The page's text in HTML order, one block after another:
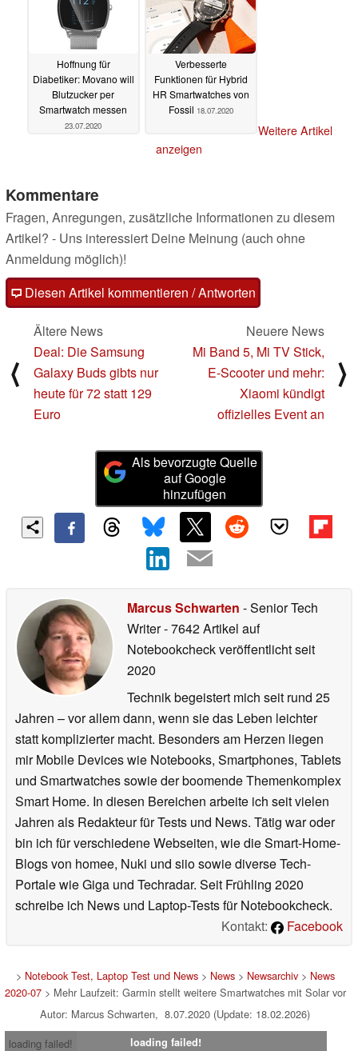
Hoffnung für
Diabetiker: Movano will
Blutzucker per
Smartwatch messen
23.07.2020
Verbesserte
Funktionen für Hybrid
HR Smartwatches von
Fossil 18.07.2020
Weitere Artikel
anzeigen
Kommentare
Fragen, Anregungen, zusätzliche Informationen zu diesem
Artikel? - Uns interessiert Deine Meinung (auch ohne
Anmeldung möglich)!
Diesen Artikel kommentieren / Antworten
⟨
Ältere News
Deal: Die Samsung
Galaxy Buds gibts nur
heute für 72 statt 129
Euro
Neuere News
Mi Band 5, Mi TV Stick,
E-Scooter und mehr:
Xiaomi kündigt
offizielles Event an
⟩
Als bevorzugte Quelle
auf Google
hinzufügen
Marcus Schwarten - Senior Tech
Writer- 7642 Artikel auf
Notebookcheck veröffentlichtseit
2020
Technik begeistert mich seit rund 25
Jahren – vor allem dann, wenn sie das Leben leichter
statt komplizierter macht. Besonders am Herzen liegen
mir Mobile Devices wie Notebooks, Smartphones, Tablets
und Smartwatches sowie der boomende Themenkomplex
Smart Home. In diesen Bereichen arbeite ich seit vielen
Jahren als Redakteur für Tests und News. Tätig war oder
bin ich für verschiedene Webseiten, wie die Smart-Home-
Blogs von homee, Nuki und siio sowie diverse Tech-
Portale wie Giga und Techradar. Seit Frühling 2020
schreibe ich News und Laptop-Tests für Notebookcheck.
Kontakt:
Facebook
> Notebook Test, Laptop Test und News> News> Newsarchiv> News
2020-07> Mehr Laufzeit: Garmin stellt weitere Smartwatches mit Solar vor
Autor: Marcus Schwarten, 8.07.2020 (Update: 18.02.2026)
loading failed!
loading failed!